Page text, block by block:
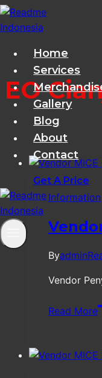
Skip
to
Home
Services
Gallery
Blog
About
Contact
Get A Price
EO
Information
By
Vendor
Read More